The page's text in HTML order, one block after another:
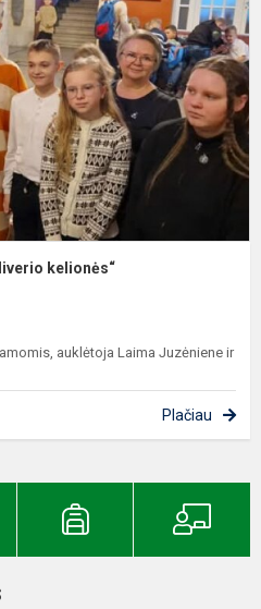
kelionės“
auklėtoja Laima Juzėniene ir
Plačiau